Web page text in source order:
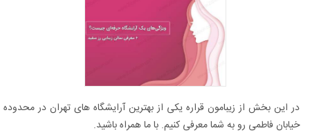
در این بخش از زیبامون قراره یکی از بهترین آرایشگاه های تهران در محدوده
خیابان فاطمی رو به شما معرفی کنیم. با ما همراه باشید.